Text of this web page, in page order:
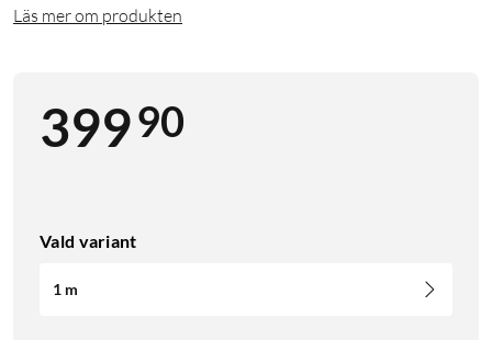
Läs mer om produkten
39990
Vald variant
1 m